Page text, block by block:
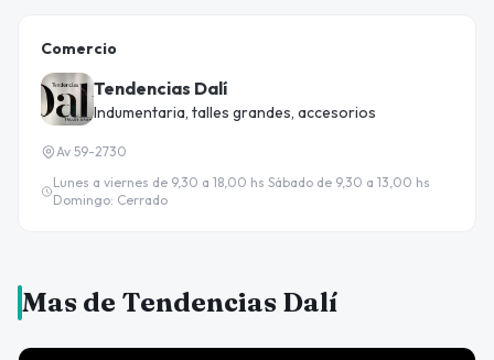
Comercio
Tendencias Dalí
Indumentaria, talles grandes, accesorios
Av 59-2730
Lunes a viernes de 9,30 a 18,00 hs Sábado de 9,30 a 13,00 hs
Domingo: Cerrado
Mas de Tendencias Dalí